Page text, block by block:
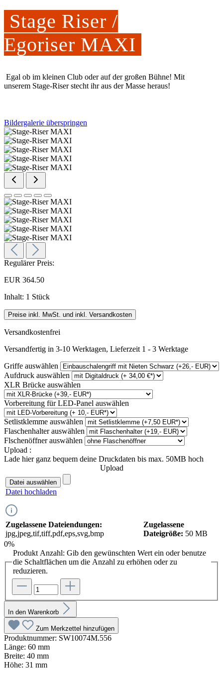
Stage Riser /
Egoriser MAXI
Egal ob im kleinen Club oder auf der großen Bühne! Mit
unserem Stage-Riser stecht ihr aus der Masse heraus!
Bildergalerie überspringen
Regulärer Preis:
EUR 364.50
Inhalt: 1 Stück
Preise inkl. MwSt. und inkl. Versandkosten
Versandkostenfrei
Versandfertig in 3-10 Werktagen, Lieferzeit 1 - 3 Werktage
Griffe auswählen
Aufdruck auswählen
XLR Brücke auswählen
Vorbereitung für LED-Panel auswählen
Setlistklemme auswählen
Flaschenhalterauswählen
Flschenöffnerauswählen
Upload :
Lade hier ganz bequem deine Druckdaten bis max. 50MB hoch
Upload
Datei auswählen
Datei hochladen
Zugelassene Dateiendungen:
jpg,jpeg,tif,tiff,pdf,eps,svg,bmp
Zugelassene
Dateigröße: 50 MB
0%
Produkt Anzahl: Gib den gewünschten Wert ein oder benutze
die Schaltflächen um die Anzahl zu erhöhen oder zu
reduzieren.
In den Warenkorb
Zum Merkzettel hinzufügen
Produktnummer: SW10074M.556
Länge: 60 mm
Breite: 40 mm
Höhe: 31 mm